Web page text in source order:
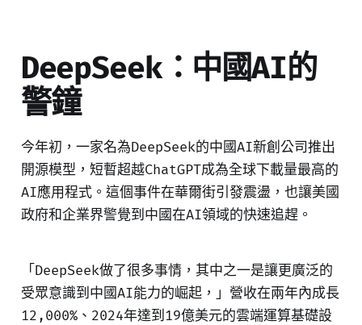
DeepSeek：中國AI的
警鐘
今年初，一家名為DeepSeek的中國AI新創公司推出
開源模型，短暫超越ChatGPT成為全球下載量最高的
AI應用程式。這個事件在華爾街引發震盪，也讓美國
政府和企業界警覺到中國在AI領域的快速追趕。
「DeepSeek做了很多事情，其中之一是讓更廣泛的
受眾意識到中國AI能力的崛起，」營收在兩年內成長
12,000%、2024年達到19億美元的雲端運算基礎設